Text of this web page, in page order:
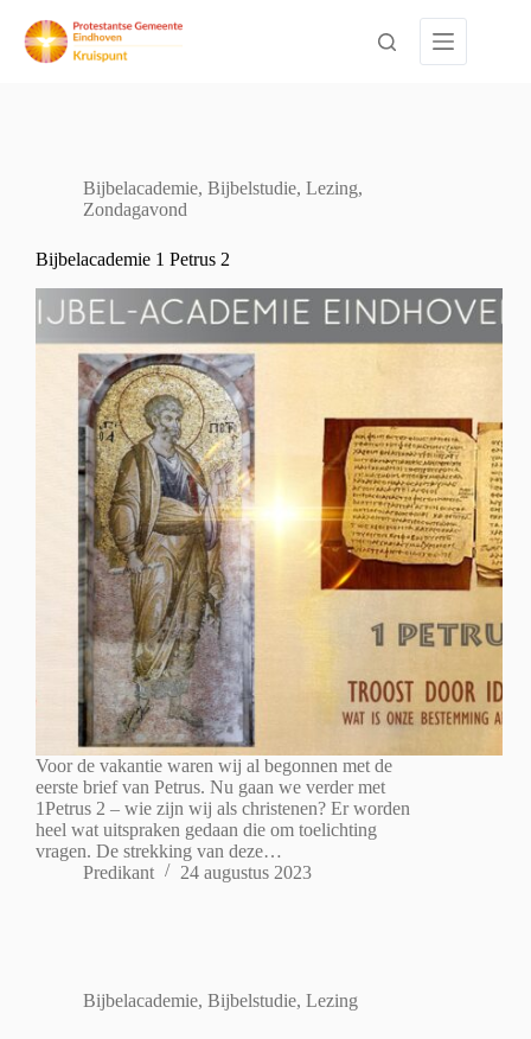
naar
Bijbelacademie, Bijbelstudie, Lezing,
Zondagavond
Bijbelacademie 1 Petrus 2
Voor de vakantie waren wij al begonnen met de
eerste brief van Petrus. Nu gaan we verder met
1Petrus 2 – wie zijn wij als christenen? Er worden
heel wat uitspraken gedaan die om toelichting
vragen. De strekking van deze…
Predikant
24 augustus 2023
Bijbelacademie, Bijbelstudie, Lezing